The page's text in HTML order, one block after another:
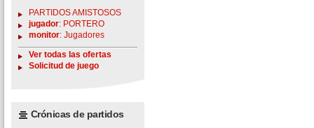
PARTIDOS AMISTOSOS
jugador: PORTERO
monitor: Jugadores
Ver todas las ofertas
Solicitud de juego
Crónicas de partidos